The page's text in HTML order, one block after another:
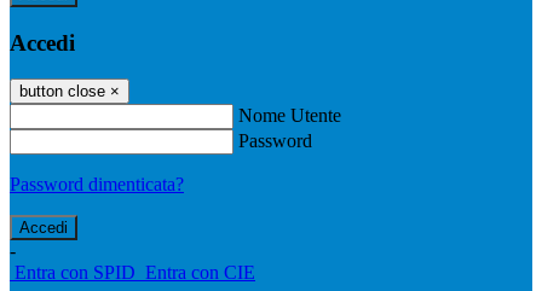
Accedi
button close ×
Nome Utente
Password
Password dimenticata?
-
Entra con SPID Entra con CIE